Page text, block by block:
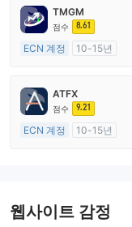
TMGM
점수 8.61
ECN 계정
10-15년
외환 거래 라이선스 (MM)
마스터 레이블 MT4
ATFX
점수 9.21
ECN 계정
10-15년
웹사이트 감정